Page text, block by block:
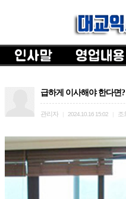
급하게 이사해야 한다면
관리자 2024.10.16 15:02 조